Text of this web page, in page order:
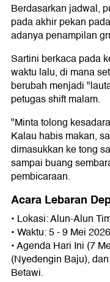
Berdasarkan jadwal,
pada akhir pekan
adanya penampilan
Sartini berkaca pada
waktu lalu, di mana
berubah menjadi
petugas shift malam.
"Minta tolong
Kalau habis makan,
dimasukkan ke tong
sampai buang
pembicaraan.
Acara Lebaran
• Lokasi: Alun-Alun
• Waktu: 5 - 9 Mei
• Agenda Hari Ini (7
(Nyedengin Baju),
Betawi.